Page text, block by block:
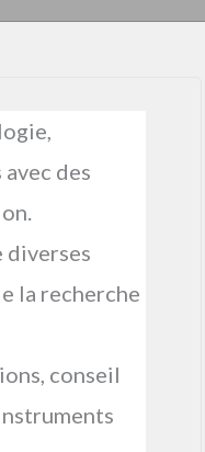
des
diverses
la recherche
conseil